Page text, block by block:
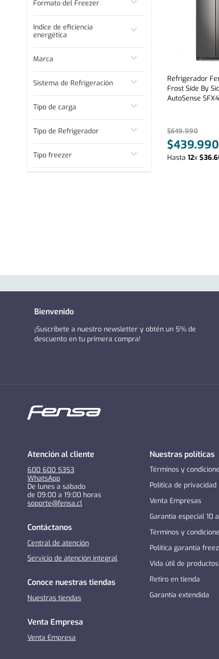
Blanco
Gris
Onix
No
Formato del Freezer
Indice de eficiencia
energética
A
B
C
D
Marca
Mademsa
Brand name
Multimarca
Sistema de Refrigeración
Tipo de carga
Tipo de Refrigerador
Multidoor
Tipo freezer
Sólo Freezer
Refrigerador
Frost Side By
AutoSense
$649.990
$439.990
Hasta 12x $36.
Bienvenido
¡Suscríbete a nuestro newsletter y obtén un 5% de
descuento en tu primera compra!
Atención al cliente
600 600 5353
WhatsApp
De lunes a sábado
de 09:00 a 19:00 horas
soporte@fensa.cl
Contáctanos
Central de atención
Servicio de atención integral
Conoce nuestras tiendas
Nuestras tiendas
Venta Empresa
Venta Empresa
Nuestras políticas
Términos y
Política de privacidad
Venta Empresas
Garantía especial 10
Términos y
Política garantía
Vida útil de productos
Retiro en tienda
Garantía extendida